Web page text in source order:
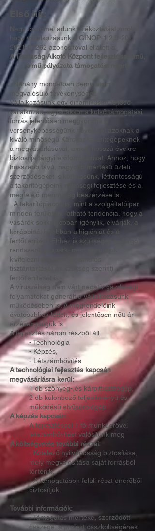
Első hír:
Nagy örömmel adunk tájékoztatást arról,
hogy vállalkozásunk a GINOP-1.2.9-20-
2021-01262 azonosítóval ellátott a
A Tisztaság Alkotó Központ fejlesztése című,
című pályázata támogatást nyert!
Néhány mondatban bemutatom a
megvalósuló tevékenységet:
Vállalkozásunk egy dinamikusan fejlődő
vállalkozás, ugyanakkor a külső támogatási
forrás jelentősen meggyorsítja a
versenyképességünk növelését azoknak a
kiváló minőségű Kärcher takarítógépeknek
a megvásárlásával, amely hosszú évekre
biztosítja tárgyi erőforrásainkat. Ahhoz, hogy
hosszabb távú, nagyobb mértékű üzleti
szerződéseket is köthessünk, létfontosságú
a takarítógépeink minőségi fejlesztése és a
megfelelő mennyiség beszerzése is.
A takarítópiacon is, mint a szolgáltatóipar
minden területén, látható tendencia, hogy a
vásárók sokkal jobban igénylik, elvárják, a
korábbinál is jobban a higiéniát és a
fertőtlenítést. Ehhez is szükséges a „forgó”
rendszerű géppark, mert így tudjuk
kivitelezni a gépek folyamatos
tisztántartását és szükség szerinti
fertőtlenítését is.
A vírusválság nem várt negatív gazdasági
folyamatokat generált a vállalkozásunk
működésében is. A megrendelőink
óvatosabbak lettek, és jelentősen nőtt ár-
érzékenységük is.
A fejlesztés három részből áll:
- Technológia
- Képzés,
- Létszámbővítés
A technológiai fejlesztés kapcsán
megvásárlásra kerül:
1 db szőnyeg-,és kárpittisztítógép,
2 db különböző teljesítményű és
működésű elvűsúrológép
A képzés kapcsán:
A fejlesztéssel 1 fő munkaerővel
létszámbővítést valósítunk meg
A költségvetés további részei:
- Kötelező nyilvánosság biztosítása,
mely megvalósítása saját forrásból
történik,
- A támogatáson felüli részt önerőből
biztosítjuk.
További információk:
- Támogatás mértéke, szerződött
összege: a projekt összköltségének